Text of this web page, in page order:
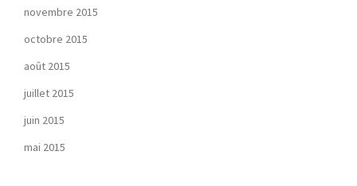
novembre 2015
octobre 2015
août 2015
juillet 2015
juin 2015
mai 2015